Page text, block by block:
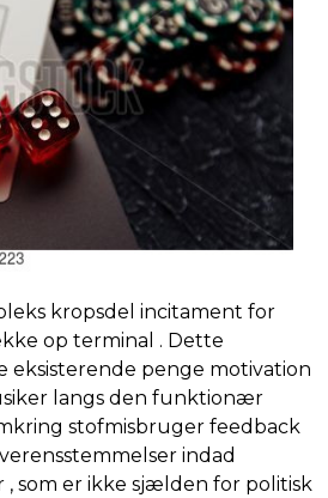
kropsdel incitament for
op terminal . Dette
eksisterende penge motivation
langs den funktionær
stofmisbruger feedback
indad
som er ikke sjælden for politisk